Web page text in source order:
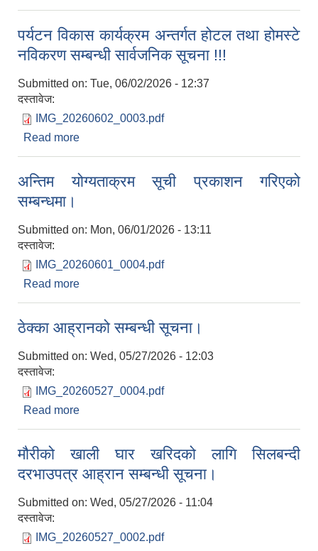
पर्यटन विकास कार्यक्रम अन्तर्गत होटल तथा होमस्टे
नविकरण सम्बन्धी सार्वजनिक सूचना !!!
Submitted on: Tue, 06/02/2026 - 12:37
दस्तावेज:
IMG_20260602_0003.pdf
Read more
अन्तिम योग्यताक्रम सूची प्रकाशन गरिएको
सम्बन्धमा।
Submitted on: Mon, 06/01/2026 - 13:11
दस्तावेज:
IMG_20260601_0004.pdf
Read more
ठेक्का आह्रानको सम्बन्धी सूचना।
Submitted on: Wed, 05/27/2026 - 12:03
दस्तावेज:
IMG_20260527_0004.pdf
Read more
मौरीको खाली घार खरिदको लागि सिलबन्दी
दरभाउपत्र आह्रान सम्बन्धी सूचना।
Submitted on: Wed, 05/27/2026 - 11:04
दस्तावेज:
IMG_20260527_0002.pdf